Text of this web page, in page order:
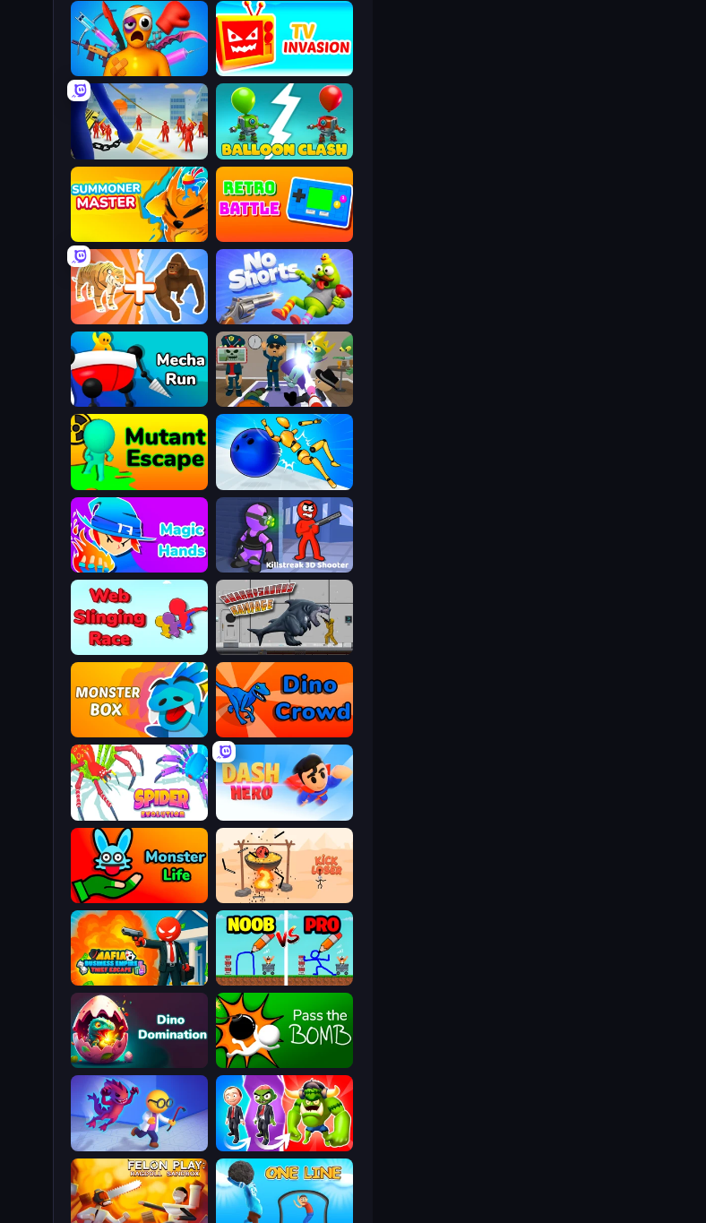
TV Invasion
Fun Ragdoll Challenge!
Balloon Clash
Slasher
Retro Battle
Summoner Master
No Shorts
Animal DNA Run
Find The Alien
Mecha Run
Playground Man! Ragdoll Show!
Mutant Escape
Killstreak 3D Shooter
Magic Hands
Sharkosaurus Rampage
Web Slinging Race
Dino Crowd
Monster Box
Dash Hero
Spider Evolution: Runner Game
Kick Loser
Monster Life
DOP Noob: Draw to Save
Mafia Business Empire: Thief Escape
Pass The Bomb
Dino Domination
Infection Town of Zombies
Bounce Out